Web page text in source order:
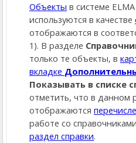
Объекты в системе
используются в качестве
отображаются в
1). В разделе
только те объекты, в
вкладке
Показывать в списке
отметить, что в данном
отображаются
работе со
раздел справки.